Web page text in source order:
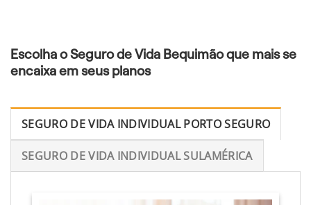
Escolha o Seguro de Vida Bequimão que mais se
encaixa em seus planos
SEGURO DE VIDA INDIVIDUAL PORTO SEGURO
SEGURO DE VIDA INDIVIDUAL SULAMÉRICA